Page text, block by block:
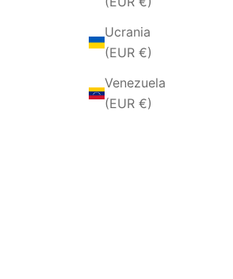
Ucrania
(EUR €)
Venezuela
(EUR €)